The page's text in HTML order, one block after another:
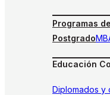
Programas de
Postgrado
Educación
Diplomados y